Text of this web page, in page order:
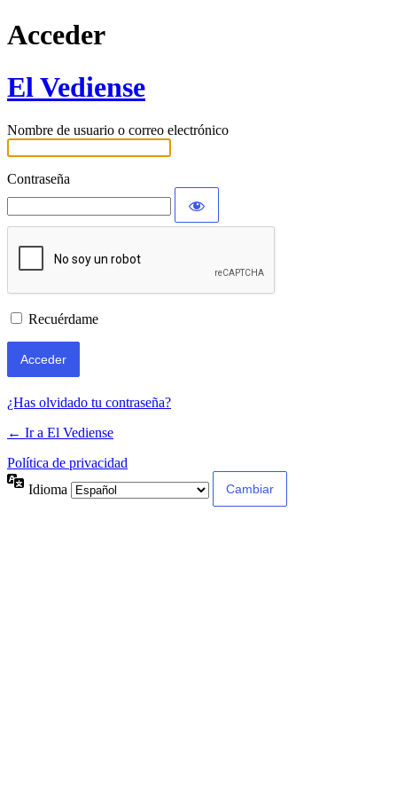
Acceder
El Vediense
Nombre de usuario o correo electrónico
Contraseña
Recuérdame
¿Has olvidado tu contraseña?
← Ir a El Vediense
Política de privacidad
Idioma